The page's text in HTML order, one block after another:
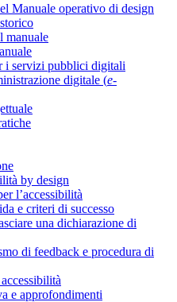
Manuale operativo di design
manuale
i servizi pubblici digitali
digitale (e-
by design
l’accessibilità
e criteri di successo
una dichiarazione di
di feedback e procedura di
e approfondimenti